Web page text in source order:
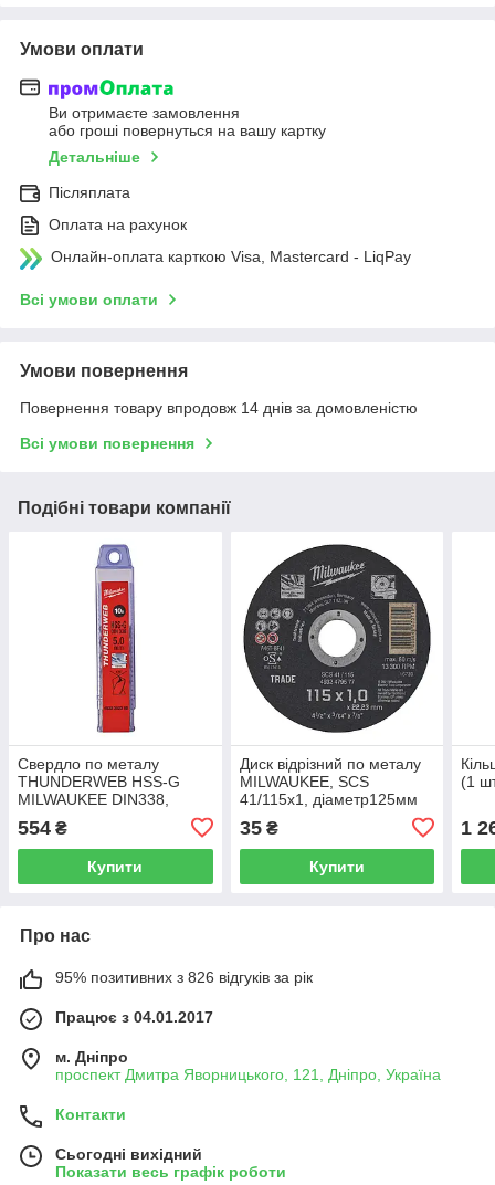
Умови оплати
Ви отримаєте замовлення
або гроші повернуться на вашу картку
Детальніше
Післяплата
Оплата на рахунок
Онлайн-оплата карткою Visa, Mastercard - LiqPay
Всі умови оплати
Умови повернення
Повернення товару впродовж 14 днів за домовленістю
Всі умови повернення
Подібні товари компанії
Свердло по металу
THUNDERWEB HSS-G
MILWAUKEE DIN338,
(10шт), пластикова
коробка
554 ₴
Купити
Диск відрізний по металу
MILWAUKEE, SCS
41/115x1, діаметр125мм
35₴
Купити
(1
1
Про нас
95% позитивних з 826 відгуків за рік
Працює з 04.01.2017
м. Дніпро
проспект Дмитра Яворницького, 121, Дніпро, Україна
Контакти
Сьогодні вихідний
Показати весь графік роботи